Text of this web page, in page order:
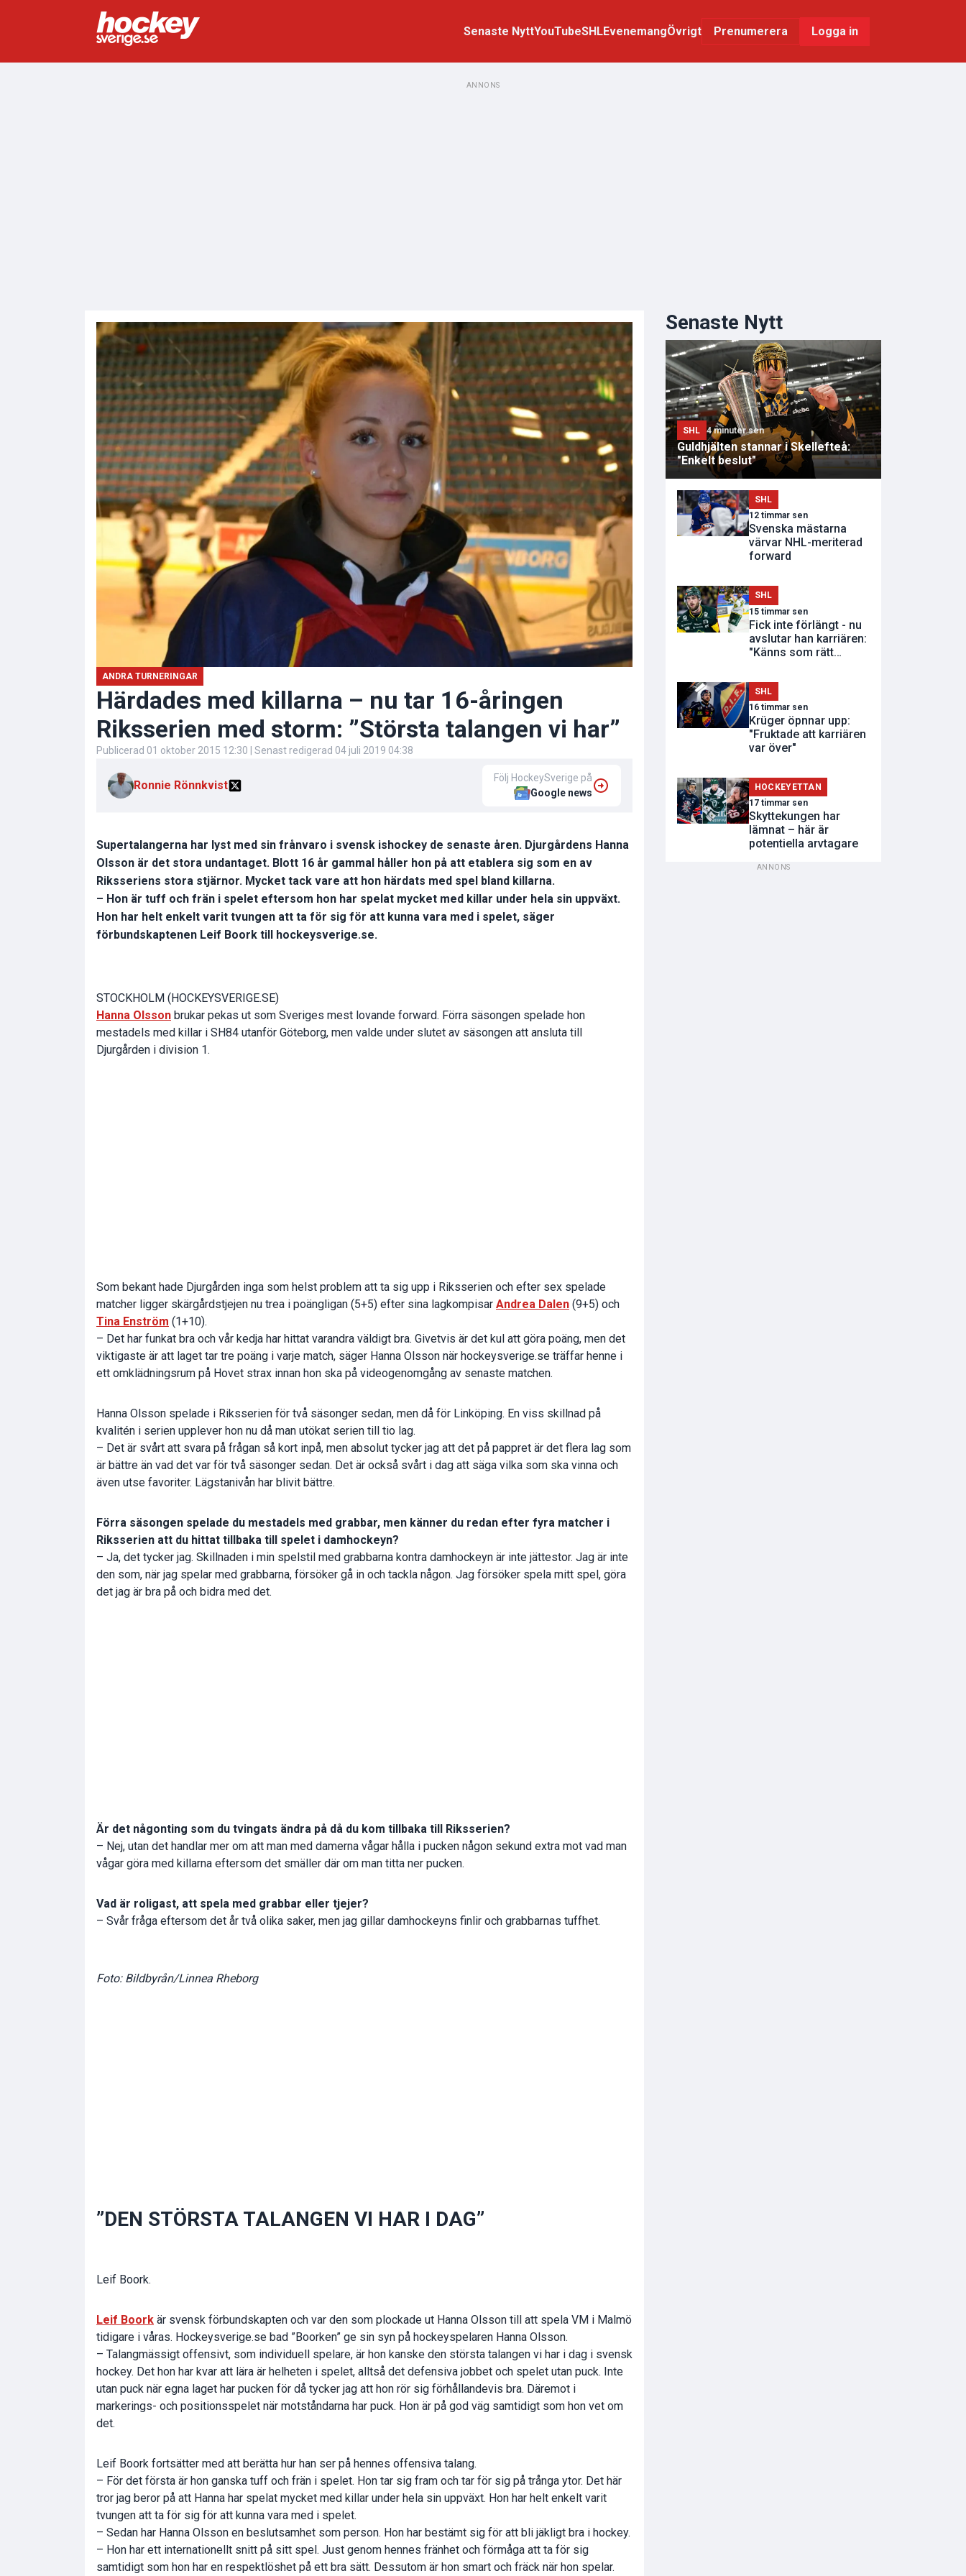
Senaste NyttYouTubeSHLEvenemangÖvrigt Prenumerera Logga in
ANNONS
ANDRA TURNERINGAR
Härdades med killarna – nu tar 16-åringen
Riksserien med storm: ”Största talangen vi har”
Publicerad 01 oktober 2015 12:30 | Senast redigerad 04 juli 2019 04:38
Ronnie Rönnkvist
Följ HockeySverige på
Google news
Supertalangerna har lyst med sin frånvaro i svensk ishockey de senaste åren. Djurgårdens Hanna
Olsson är det stora undantaget. Blott 16 år gammal håller hon på att etablera sig som en av
Riksseriens stora stjärnor. Mycket tack vare att hon härdats med spel bland killarna.
– Hon är tuff och frän i spelet eftersom hon har spelat mycket med killar under hela sin uppväxt.
Hon har helt enkelt varit tvungen att ta för sig för att kunna vara med i spelet, säger
förbundskaptenen Leif Boork till hockeysverige.se.
STOCKHOLM (HOCKEYSVERIGE.SE)
Hanna Olsson brukar pekas ut som Sveriges mest lovande forward. Förra säsongen spelade hon
mestadels med killar i SH84 utanför Göteborg, men valde under slutet av säsongen att ansluta till
Djurgården i division 1.
Som bekant hade Djurgården inga som helst problem att ta sig upp i Riksserien och efter sex spelade
matcher ligger skärgårdstjejen nu trea i poängligan (5+5) efter sina lagkompisar Andrea Dalen (9+5) och
Tina Enström (1+10).
– Det har funkat bra och vår kedja har hittat varandra väldigt bra. Givetvis är det kul att göra poäng, men det
viktigaste är att laget tar tre poäng i varje match, säger Hanna Olsson när hockeysverige.se träffar henne i
ett omklädningsrum på Hovet strax innan hon ska på videogenomgång av senaste matchen.
Hanna Olsson spelade i Riksserien för två säsonger sedan, men då för Linköping. En viss skillnad på
kvalitén i serien upplever hon nu då man utökat serien till tio lag.
– Det är svårt att svara på frågan så kort inpå, men absolut tycker jag att det på pappret är det flera lag som
är bättre än vad det var för två säsonger sedan. Det är också svårt i dag att säga vilka som ska vinna och
även utse favoriter. Lägstanivån har blivit bättre.
Förra säsongen spelade du mestadels med grabbar, men känner du redan efter fyra matcher i
Riksserien att du hittat tillbaka till spelet i damhockeyn?
– Ja, det tycker jag. Skillnaden i min spelstil med grabbarna kontra damhockeyn är inte jättestor. Jag är inte
den som, när jag spelar med grabbarna, försöker gå in och tackla någon. Jag försöker spela mitt spel, göra
det jag är bra på och bidra med det.
Är det någonting som du tvingats ändra på då du kom tillbaka till Riksserien?
– Nej, utan det handlar mer om att man med damerna vågar hålla i pucken någon sekund extra mot vad man
vågar göra med killarna eftersom det smäller där om man titta ner pucken.
Vad är roligast, att spela med grabbar eller tjejer?
– Svår fråga eftersom det år två olika saker, men jag gillar damhockeyns finlir och grabbarnas tuffhet.
Foto: Bildbyrån/Linnea Rheborg
”DEN STÖRSTA TALANGEN VI HAR I DAG”
Leif Boork.
Leif Boork är svensk förbundskapten och var den som plockade ut Hanna Olsson till att spela VM i Malmö
tidigare i våras. Hockeysverige.se bad ”Boorken” ge sin syn på hockeyspelaren Hanna Olsson.
– Talangmässigt offensivt, som individuell spelare, är hon kanske den största talangen vi har i dag i svensk
hockey. Det hon har kvar att lära är helheten i spelet, alltså det defensiva jobbet och spelet utan puck. Inte
utan puck när egna laget har pucken för då tycker jag att hon rör sig förhållandevis bra. Däremot i
markerings- och positionsspelet när motståndarna har puck. Hon är på god väg samtidigt som hon vet om
det.
Leif Boork fortsätter med att berätta hur han ser på hennes offensiva talang.
– För det första är hon ganska tuff och frän i spelet. Hon tar sig fram och tar för sig på trånga ytor. Det här
tror jag beror på att Hanna har spelat mycket med killar under hela sin uppväxt. Hon har helt enkelt varit
tvungen att ta för sig för att kunna vara med i spelet.
– Sedan har Hanna Olsson en beslutsamhet som person. Hon har bestämt sig för att bli jäkligt bra i hockey.
– Hon har ett internationellt snitt på sitt spel. Just genom hennes fränhet och förmåga att ta för sig
samtidigt som hon har en respektlöshet på ett bra sätt. Dessutom är hon smart och fräck när hon spelar.
Senaste Nytt
SHL 4 minuter sen
Guldhjälten stannar i Skellefteå:
"Enkelt beslut"
SHL
12 timmar sen
Svenska mästarna
värvar NHL-meriterad
forward
SHL
15 timmar sen
Fick inte förlängt - nu
avslutar han karriären:
"Känns som rätt
SHL
16 timmar sen
Krüger öpnnar upp:
"Fruktade att karriären
var över"
HOCKEYETTAN
17 timmar sen
Skyttekungen har
lämnat – här är
potentiella arvtagare
ANNONS